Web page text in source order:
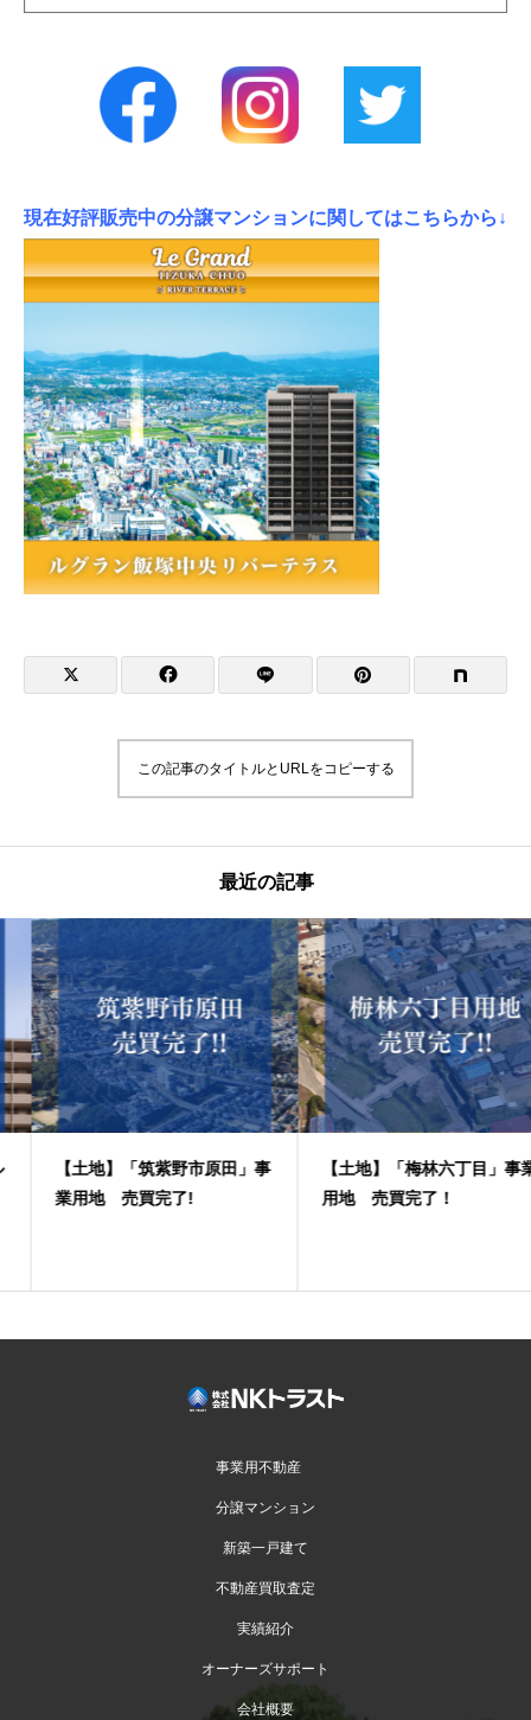
現在好評販売中の分譲マンションに関してはこちらから↓
この記事のタイトルとURLをコピーする
最近の記事
【土地】「筑紫野市原田」事
業用地 売買完了!
【土地】「梅林六丁目」事業
用地 売買完了！
事業用不動産
分譲マンション
新築一戸建て
不動産買取査定
実績紹介
オーナーズサポート
会社概要